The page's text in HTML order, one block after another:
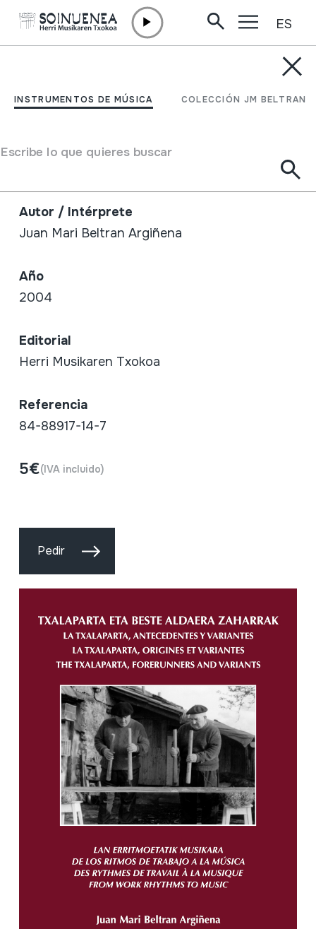
INSTRUMENTOS DE MÚSICA COLECCIÓN JM BELTRAN
Escribe lo que quieres buscar
ES
TXALAPARTA ETA BESTE
LAN ERRITMOETATIK
Autor / Intérprete
Juan Mari Beltran Argiñena
Año
2004
Editorial
Herri Musikaren Txokoa
Referencia
84-88917-14-7
5€(IVA incluido)
Pedir